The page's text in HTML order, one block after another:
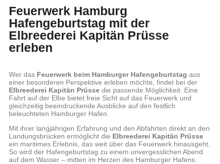
Feuerwerk Hamburg
Hafengeburtstag mit der
Elbreederei Kapitän Prüsse
erleben
Wer das Feuerwerk beim Hamburger Hafengeburtstag aus
einer besonderen Perspektive erleben möchte, findet bei der
Elbreederei Kapitän Prüsse die passende Möglichkeit. Eine
Fahrt auf der Elbe bietet freie Sicht auf das Feuerwerk und
gleichzeitig beeindruckende Ausblicke auf den festlich
beleuchteten Hamburger Hafen.
Mit ihrer langjährigen Erfahrung und den Abfahrten direkt an den
Landungsbrücken ermöglicht die Elbreederei Kapitän Prüsse
ein maritimes Erlebnis, das weit über das Feuerwerk hinausgeht.
So wird der Hafengeburtstag zu einem unvergesslichen Abend
auf dem Wasser – mitten im Herzen des Hamburger Hafens.